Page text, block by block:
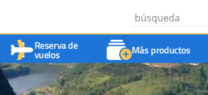
Reserva de
vuelos Más productos